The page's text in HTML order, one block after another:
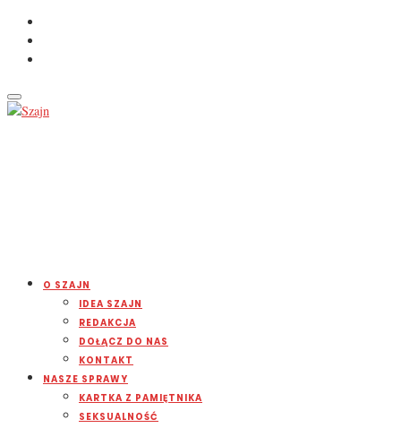
O SZAJN
IDEA SZAJN
REDAKCJA
DOŁĄCZ DO NAS
KONTAKT
NASZE SPRAWY
KARTKA Z PAMIĘTNIKA
SEKSUALNOŚĆ